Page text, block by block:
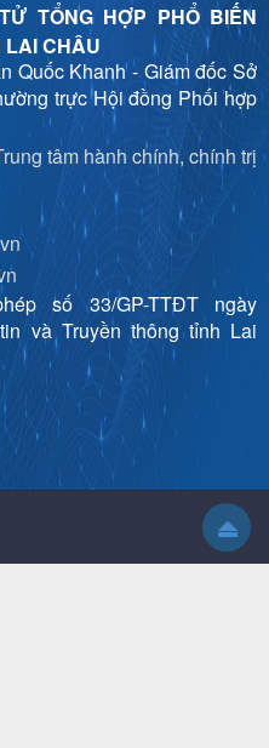
TỔNG HỢP PHỔ BIẾN
LAI CHÂU
Quốc Khanh - Giám đốc Sở
trực Hội đồng Phối hợp
tâm hành chính, chính trị
số 33/GP-TTĐT ngày
và Truyền thông tỉnh Lai